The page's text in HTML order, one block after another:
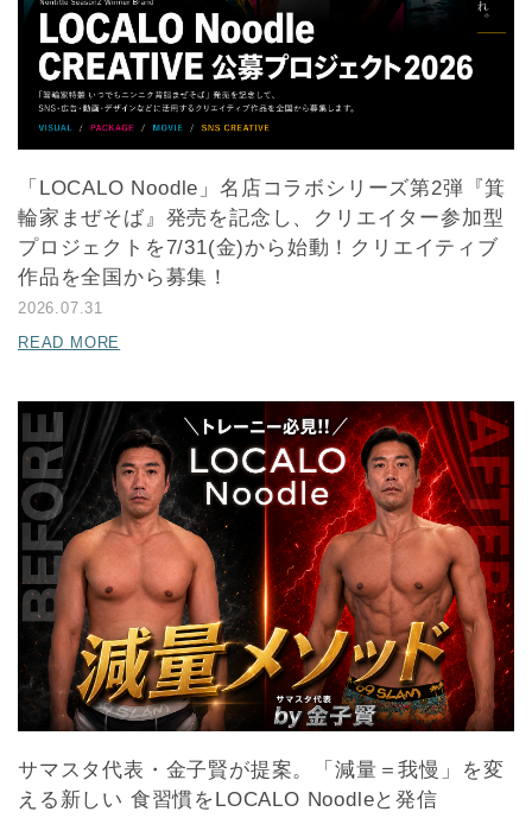
「LOCALO Noodle」名店コラボシリーズ第2弾『箕
輪家まぜそば』発売を記念し、クリエイター参加型
プロジェクトを7/31(金)から始動！クリエイティブ
作品を全国から募集！
2026.07.31
READ MORE
サマスタ代表・金子賢が提案。「減量＝我慢」を変
える新しい 食習慣をLOCALO Noodleと発信